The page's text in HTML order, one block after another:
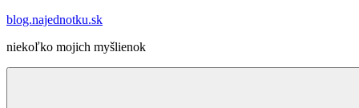
Skip
content
blog.najednotku.sk
niekoľko mojich myšlienok